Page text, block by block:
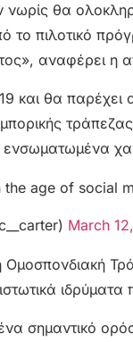
νωρίς θα
το πιλοτικό
αναφέρει η
και θα παρέχει
age of social
March
Ομοσπονδιακή
σημαντικό